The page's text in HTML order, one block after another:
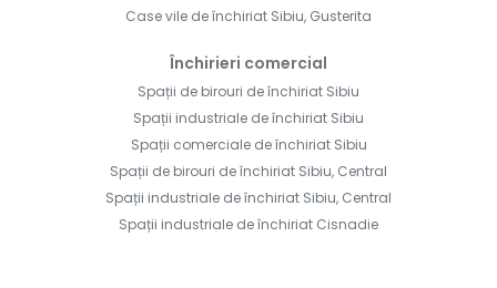
Case vile de închiriat Sibiu, Gusterita
Închirieri comercial
Spații de birouri de închiriat Sibiu
Spații industriale de închiriat Sibiu
Spații comerciale de închiriat Sibiu
Spații de birouri de închiriat Sibiu, Central
Spații industriale de închiriat Sibiu, Central
Spații industriale de închiriat Cisnadie